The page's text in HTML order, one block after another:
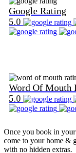
Google Rating
5.0
Word Of Mouth
5.0
Once you book in your
come to your home &
with no hidden extras.